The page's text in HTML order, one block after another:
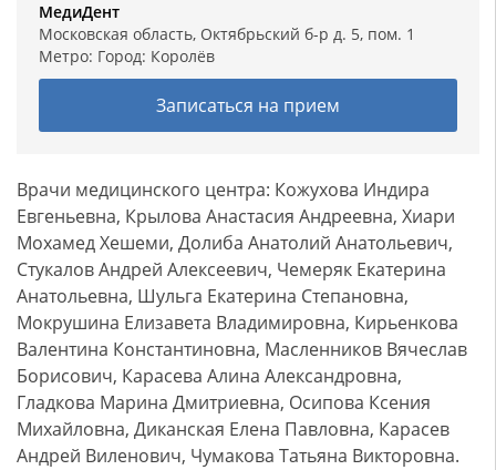
МедиДент
Московская область, Октябрьский б-р д. 5, пом. 1
Метро: Город: Королёв
Записаться на прием
Врачи медицинского центра: Кожухова Индира
Евгеньевна, Крылова Анастасия Андреевна, Хиари
Мохамед Хешеми, Долиба Анатолий Анатольевич,
Стукалов Андрей Алексеевич, Чемеряк Екатерина
Анатольевна, Шульга Екатерина Степановна,
Мокрушина Елизавета Владимировна, Кирьенкова
Валентина Константиновна, Масленников Вячеслав
Борисович, Карасева Алина Александровна,
Гладкова Марина Дмитриевна, Осипова Ксения
Михайловна, Диканская Елена Павловна, Карасев
Андрей Виленович, Чумакова Татьяна Викторовна.